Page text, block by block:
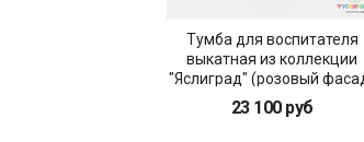
Тумба для воспитателя
выкатная из коллекции
"Яслиград" (розовый
23 100 руб